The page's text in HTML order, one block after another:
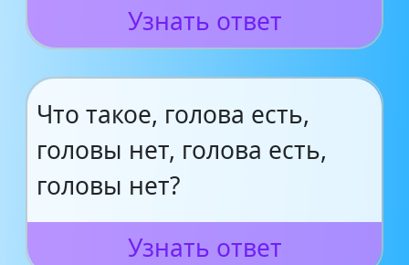
Узнать ответ
Что такое, голова есть,
головы нет, голова есть,
головы нет?
Узнать ответ